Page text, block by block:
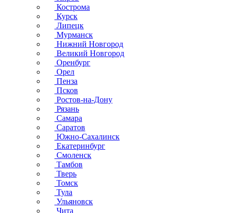
Кострома
Курск
Липецк
Мурманск
Нижний Новгород
Великий Новгород
Оренбург
Орел
Пенза
Псков
Ростов-на-Дону
Рязань
Самара
Саратов
Южно-Сахалинск
Екатеринбург
Смоленск
Тамбов
Тверь
Томск
Тула
Ульяновск
Чита